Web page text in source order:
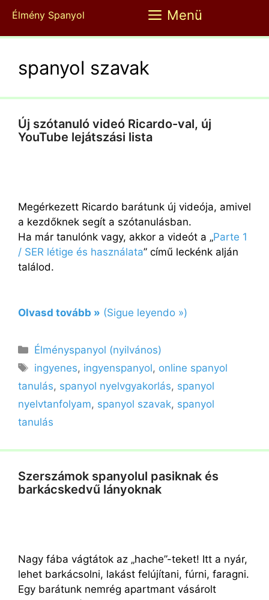
Kilépés
tartalomba
Élmény Spanyol Menü
spanyol szavak
Új szótanuló videó Ricardo-val, új
YouTube lejátszási lista
Megérkezett Ricardo barátunk új videója, amivel
a kezdőknek segít a szótanulásban.
Ha már tanulónk vagy, akkor a videót a „Parte 1
/ SER létige és használata” című leckénk alján
találod.
Olvasd tovább » (Sigue leyendo »)
Kategória
Élményspanyol (nyilvános)
Címkék
ingyenes, ingyenspanyol, online spanyol
tanulás, spanyol nyelvgyakorlás, spanyol
nyelvtanfolyam, spanyol szavak, spanyol
tanulás
Szerszámok spanyolul pasiknak és
barkácskedvű lányoknak
Nagy fába vágtátok az „hache”-teket! Itt a nyár,
lehet barkácsolni, lakást felújítani, fúrni, faragni.
Egy barátunk nemrég apartmant vásárolt